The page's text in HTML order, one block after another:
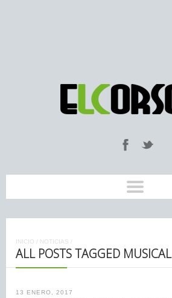
INICIO / NOTICIAS /
ALL POSTS TAGGED MUSICAL
13 ENERO, 2017